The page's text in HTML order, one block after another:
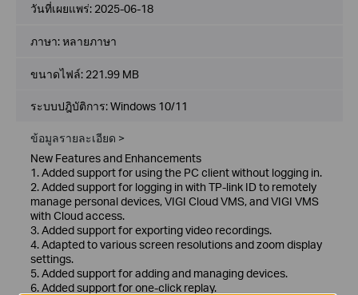
วันที่เผยแพร่: 2025-06-18
ภาษา:หลายภาษา
ขนาดไฟล์: 221.99 MB
ระบบปฎิบัติการ: Windows 10/11
ข้อมูลรายละเอียด >
New Features and Enhancements
1. Added support for using the PC client without logging in.
2. Added support for logging in with TP-link ID to remotely
manage personal devices, VIGI Cloud VMS, and VIGI VMS
with Cloud access.
3. Added support for exporting video recordings.
4. Adapted to various screen resolutions and zoom display
settings.
5. Added support for adding and managing devices.
6. Added support for one-click replay.